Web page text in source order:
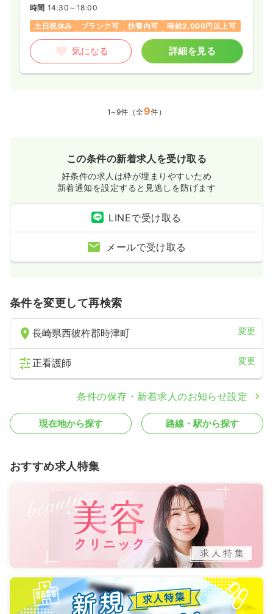
時間 14:30～18:00
土日祝休み
ブランク可 扶養内可 時給2,000円以上可
気になる 詳細を見る
1~9件（全9件）
この条件の新着求人を受け取る
好条件の求人は枠が埋まりやすいため
新着通知を設定すると見逃しを防げます
LINEで受け取る
メールで受け取る
条件を変更して再検索
長崎県西彼杵郡時津町 変更
正看護師 変更
条件の保存・新着求人のお知らせ設定
現在地から探す 路線・駅から探す
おすすめ求人特集